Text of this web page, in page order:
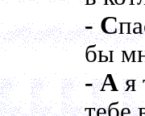
- С
бы
- Ая